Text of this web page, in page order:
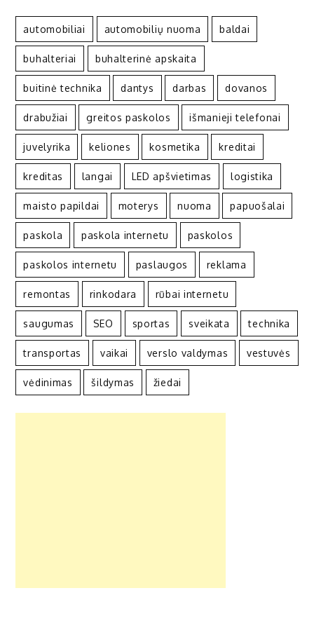
automobiliai automobilių nuoma baldai
buhalteriai buhalterinė apskaita
buitinė technika dantys darbas dovanos
drabužiai greitos paskolos išmanieji telefonai
juvelyrika keliones kosmetika kreditai
kreditas langai LED apšvietimas logistika
maisto papildai moterys nuoma papuošalai
paskola paskola internetu paskolos
paskolos internetu paslaugos reklama
remontas rinkodara rūbai internetu
saugumas SEO sportas sveikata technika
transportas vaikai verslo valdymas vestuvės
vėdinimas šildymas žiedai